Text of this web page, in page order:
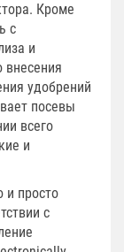
Кроме
с
и
внесения
удобрений
посевы
всего
и
и просто
с